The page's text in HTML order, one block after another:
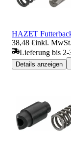
HAZET
38,48 €inkl. MwSt.
Lieferung bis 2-
Details anzeigen